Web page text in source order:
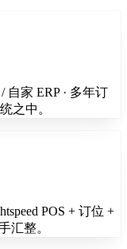
自家 ERP · 多年订
之中。
POS + 订位 +
汇整。